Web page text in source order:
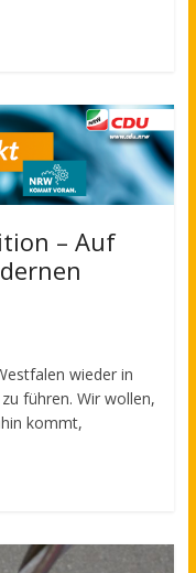
– Auf
wieder in
führen. Wir wollen,
kommt,